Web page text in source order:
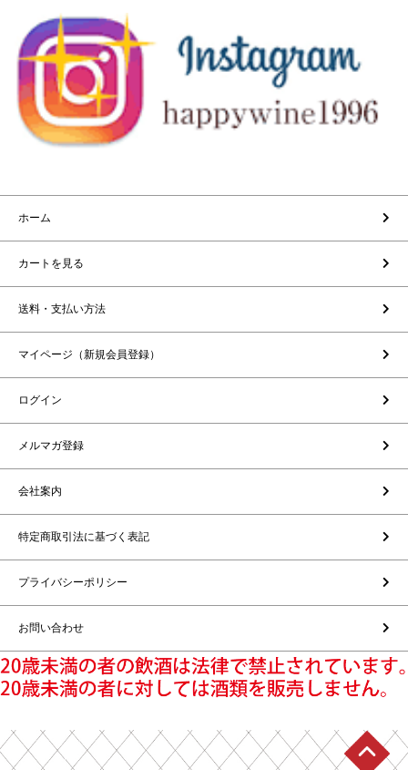
ホーム
カートを見る
送料・支払い方法
マイページ（新規会員登録）
ログイン
メルマガ登録
会社案内
特定商取引法に基づく表記
プライバシーポリシー
お問い合わせ